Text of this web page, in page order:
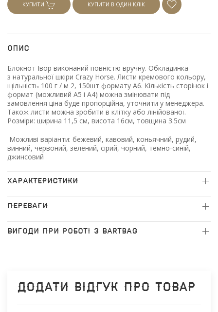
КУПИТИ КУПИТИ В ОДИН КЛІК
Опис
Блокнот Iвор виконаний повністю вручну. Обкладинка
з натуральної шкіри Crazy Horse. Листи кремового кольору,
щільність 100 г / м 2, 150шт формату А6. Кількість сторінок і
формат (можливий А5 і А4) можна змінювати під
замовлення ціна буде пропорційна, уточнити у менеджера.
Також листи можна зробити в клітку або лінійованої.
Розміри: ширина 11,5 см, висота 16см, товщина 3.5см
Можливі варіанти: бежевий, кавовий, коньячний, рудий,
винний, червоний, зелений, сірий, чорний, темно-синій,
джинсовий
ХАРАКТЕРИСТИКИ
ПЕРЕВАГИ
ВИГОДИ ПРИ РОБОТІ З BARTBAG
Додати відгук про товар